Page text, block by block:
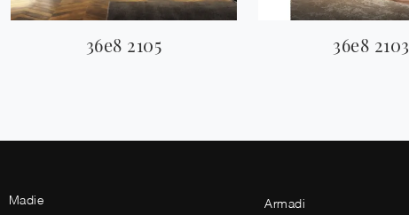
36e8 2105 36e8 2103
Madie
Armadi